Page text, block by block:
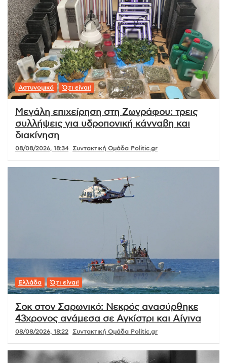
Αστυνομικό Ό,τι είναι!
Μεγάλη επιχείρηση στη Ζωγράφου: τρεις
συλλήψεις για υδροπονική κάνναβη και
διακίνηση
08/08/2026, 18:34 Συντακτική Ομάδα Politic.gr
Ελλάδα Ό,τι είναι!
Σοκ στον Σαρωνικό: Νεκρός ανασύρθηκε
43χρονος ανάμεσα σε Αγκίστρι και Αίγινα
08/08/2026, 18:22 Συντακτική Ομάδα Politic.gr